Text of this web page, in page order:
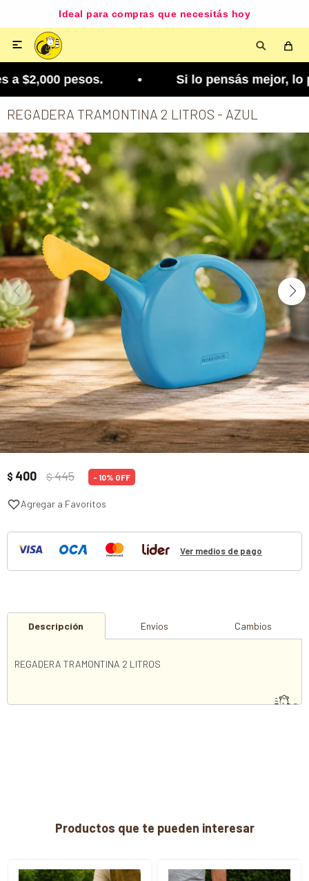
Ideal para compras que necesitás hoy

a $2,000 pesos. • Si lo pensás mejor, lo
REGADERA TRAMONTINA 2 LITROS - AZUL
$ 400 $445 10
Ver medios de pago
Descripción Envíos Cambios
REGADERA TRAMONTINA 2 LITROS
Productos que te pueden interesar